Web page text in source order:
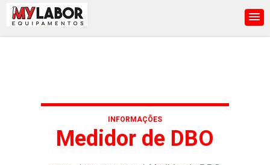
INFORMAÇÕES
Medidor de DBO